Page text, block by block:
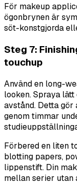
För makeup
ögonbrynen är
söt-konstgjorda
Steg 7:
touchup
Använd en long-
looken. Spraya
avstånd. Detta
genom timmar
Förbered en liten
blotting papers,
lippenstift. Din
mellan serier utan